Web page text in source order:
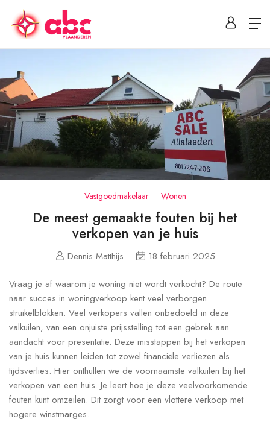
Vastgoedmakelaar Wonen
De meest gemaakte fouten bij het
verkopen van je huis
Dennis Matthijs 18 februari 2025
Vraag je af waarom je woning niet wordt verkocht? De route
naar succes in woningverkoop kent veel verborgen
struikelblokken. Veel verkopers vallen onbedoeld in deze
valkuilen, van een onjuiste prijsstelling tot een gebrek aan
aandacht voor presentatie. Deze misstappen bij het verkopen
van je huis kunnen leiden tot zowel financiële verliezen als
tijdsverlies. Hier onthullen we de voornaamste valkuilen bij het
verkopen van een huis. Je leert hoe je deze veelvoorkomende
fouten kunt omzeilen. Dit zorgt voor een vlottere verkoop met
hogere winstmarges.